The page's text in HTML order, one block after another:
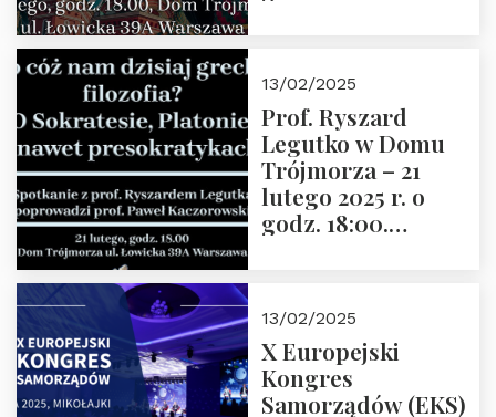
13/02/2025
Prof. Ryszard
Legutko w Domu
Trójmorza – 21
lutego 2025 r. o
godz. 18:00.
Zapraszamy
13/02/2025
X Europejski
Kongres
Samorządów (EKS)